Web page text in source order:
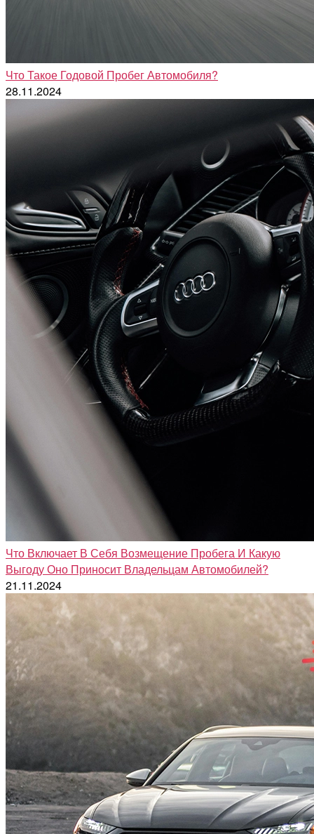
Что Такое Годовой Пробег Автомобиля?
28.11.2024
Что Включает В Себя Возмещение Пробега И Какую
Выгоду Оно Приносит Владельцам Автомобилей?
21.11.2024